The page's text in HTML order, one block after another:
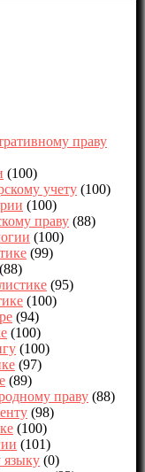
праву
(100)
учету (100)
(100)
праву (88)
(100)
(99)
(88)
(95)
(100)
(94)
(100)
(100)
(97)
(89)
праву (88)
(98)
(100)
(101)
языку (0)